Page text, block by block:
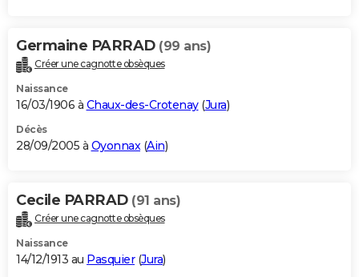
Germaine PARRAD (99 ans)
Créer une cagnotte obsèques
Naissance
16/03/1906 à Chaux-des-Crotenay(Jura)
Décès
28/09/2005 à Oyonnax(Ain)
Cecile PARRAD (91 ans)
Créer une cagnotte obsèques
Naissance
14/12/1913 au Pasquier(Jura)